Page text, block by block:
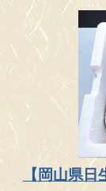
【岡山県